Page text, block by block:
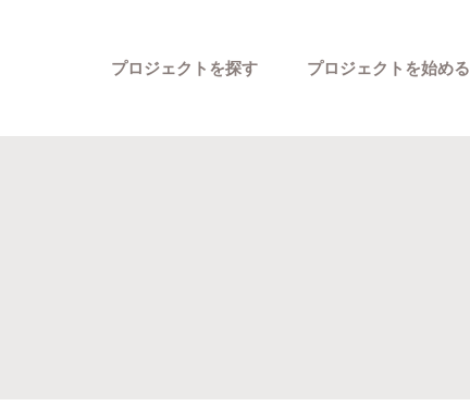
プロジェクトを探す プロジェクトを始める